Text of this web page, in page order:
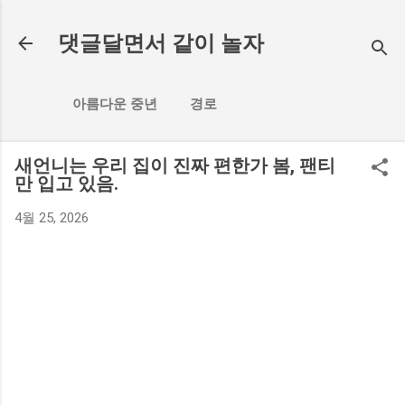
댓글달면서 같이 놀자
아름다운 중년 경로
새언니는 우리 집이 진짜 편한가 봄, 팬티
만 입고 있음.
4월 25, 2026